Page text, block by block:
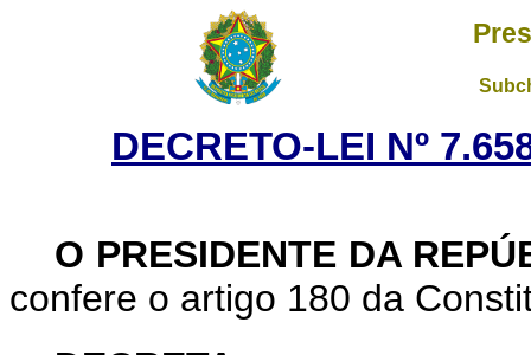
DECRETO-LEI Nº
O PRESIDENTE DA
confere o artigo 180 da